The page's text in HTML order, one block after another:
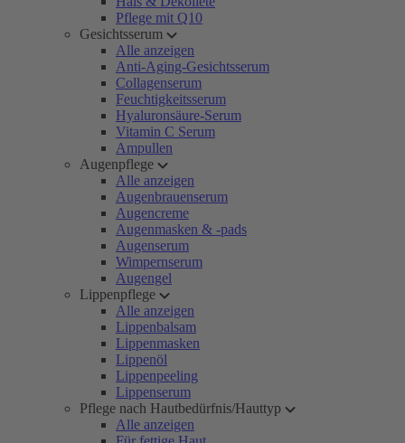
Pflege mit Q10
Gesichtsserum
Alle anzeigen
Anti-Aging-Gesichtsserum
Collagenserum
Feuchtigkeitsserum
Hyaluronsäure-Serum
Vitamin C Serum
Ampullen
Augenpflege
Alle anzeigen
Augenbrauenserum
Augencreme
Augenmasken & -pads
Augenserum
Wimpernserum
Augengel
Lippenpflege
Alle anzeigen
Lippenbalsam
Lippenmasken
Lippenöl
Lippenpeeling
Lippenserum
Pflege nach Hautbedürfnis/Hauttyp
Alle anzeigen